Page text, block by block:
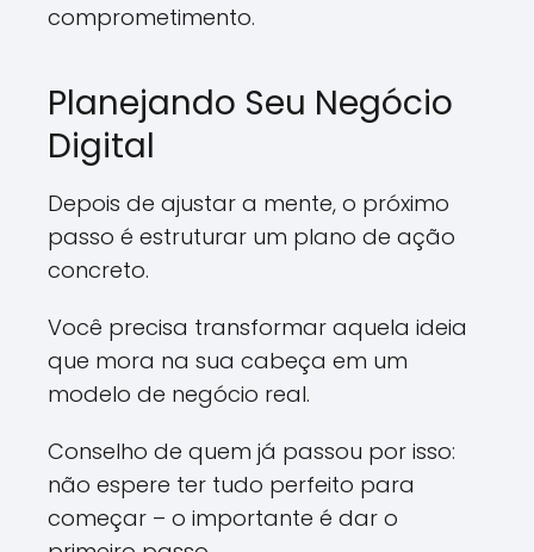
comprometimento.
Planejando Seu Negócio
Digital
Depois de ajustar a mente, o próximo
passo é estruturar um plano de ação
concreto.
Você precisa transformar aquela ideia
que mora na sua cabeça em um
modelo de negócio real.
Conselho de quem já passou por isso:
não espere ter tudo perfeito para
começar – o importante é dar o